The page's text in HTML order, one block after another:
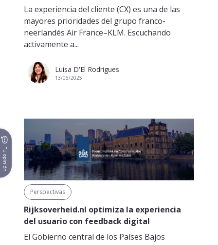
La experiencia del cliente (CX) es una de las
mayores prioridades del grupo franco-
neerlandés Air France–KLM. Escuchando
activamente a...
Luisa D'El Rodrigues
13/06/2025
Perspectivas
Rijksoverheid.nl optimiza la experiencia
del usuario con feedback digital
El Gobierno central de los Países Bajos
Tu opinión